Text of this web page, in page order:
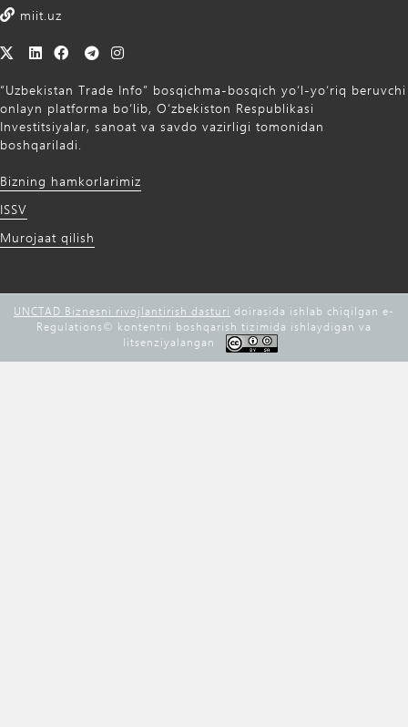
miit.uz
“Uzbekistan Trade Info” bosqichma-bosqich yo‘l-yo‘riq beruvchi
onlayn platforma bo‘lib, O‘zbekiston Respublikasi
Investitsiyalar, sanoat va savdo vazirligi tomonidan
boshqariladi.
Bizning hamkorlarimiz
ISSV
Murojaat qilish
UNCTAD Biznesni rivojlantirish dasturi doirasida ishlab chiqilgan e-
Regulations©️ kontentni boshqarish tizimida ishlaydigan va
litsenziyalangan